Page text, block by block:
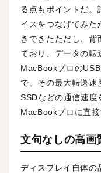
る点もポイントだ
イスをつなげてみた
きできたただし、
ており、データの転
MacBookプロの
で、その最大転送速
SSDなどの通信速度
MacBookプロに直
文句なしの高画
ディスプレイ自体の